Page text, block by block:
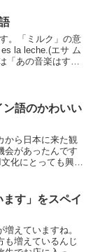
って、「応援し
。「ミルク」の意
la leche.(エサ ム
「あの音楽はすご
ン語のかわいい
から日本に来た観
会があったんです
化にとっても興味
て、教えてもらい
ます」をスペイ
えていますね。
も増えているんじ